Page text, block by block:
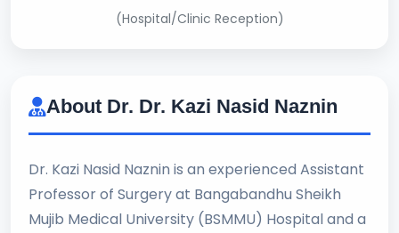
(Hospital/Clinic Reception)
About Dr. Dr. Kazi Nasid Naznin
Dr. Kazi Nasid Naznin is an experienced Assistant
Professor of Surgery at Bangabandhu Sheikh
Mujib Medical University (BSMMU) Hospital and a